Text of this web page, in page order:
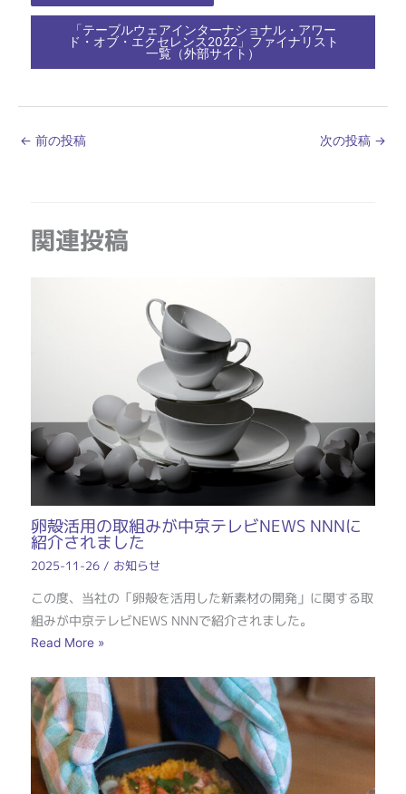
「テーブルウェアインターナショナル・アワー
ド・オブ・エクセレンス2022」ファイナリスト
一覧（外部サイト）
← 前の投稿 次の投稿 →
関連投稿
卵殻活用の取組みが中京テレビNEWS NNNに
紹介されました
2025-11-26 / お知らせ
この度、当社の「卵殻を活用した新素材の開発」に関する取
組みが中京テレビNEWS NNNで紹介されました。
Read More »